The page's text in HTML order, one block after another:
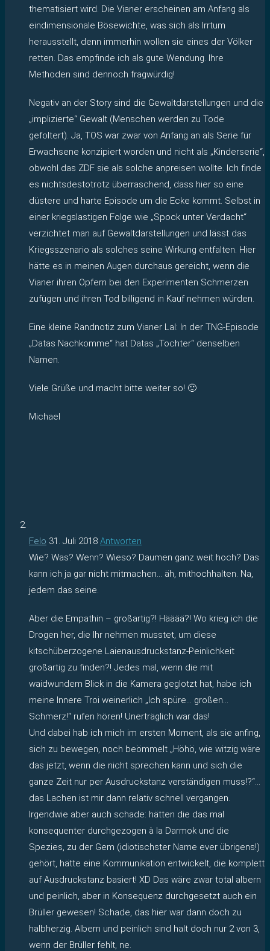
thematisiert wird. Die Vianer erscheinen am Anfang als
eindimensionale Bösewichte, was sich als Irrtum
herausstellt, denn immerhin wollen sie eines der Völker
retten. Das empfinde ich als gute Wendung. Ihre
Methoden sind dennoch fragwürdig!
Negativ an der Story sind die Gewaltdarstellungen und die
„implizierte“ Gewalt (Menschen werden zu Tode
gefoltert). Ja, TOS war zwar von Anfang an als Serie für
Erwachsene konzipiert worden und nicht als „Kinderserie“,
obwohl das ZDF sie als solche anpreisen wollte. Ich finde
es nichtsdestotrotz überraschend, dass hier so eine
düstere und harte Episode um die Ecke kommt. Selbst in
einer kriegslastigen Folge wie „Spock unter Verdacht“
verzichtet man auf Gewaltdarstellungen und lässt das
Kriegsszenario als solches seine Wirkung entfalten. Hier
hätte es in meinen Augen durchaus gereicht, wenn die
Vianer ihren Opfern bei den Experimenten Schmerzen
zufügen und ihren Tod billigend in Kauf nehmen würden.
Eine kleine Randnotiz zum Vianer Lal: In der TNG-Episode
„Datas Nachkomme“ hat Datas „Tochter“ denselben
Namen.
Viele Grüße und macht bitte weiter so! 🙂
Michael
Felo 31. Juli 2018 Antworten
Wie? Was? Wenn? Wieso? Daumen ganz weit hoch? Das
kann ich ja gar nicht mitmachen… äh, mithochhalten. Na,
jedem das seine.
Aber die Empathin – großartig?! Hääää?! Wo krieg ich die
Drogen her, die Ihr nehmen musstet, um diese
kitschüberzogene Laienausdruckstanz-Peinlichkeit
großartig zu finden?! Jedes mal, wenn die mit
waidwundem Blick in die Kamera geglotzt hat, habe ich
meine Innere Troi weinerlich „Ich spüre… großen…
Schmerz!“ rufen hören! Unerträglich war das!
Und dabei hab ich mich im ersten Moment, als sie anfing,
sich zu bewegen, noch beömmelt „Höhö, wie witzig wäre
das jetzt, wenn die nicht sprechen kann und sich die
ganze Zeit nur per Ausdruckstanz verständigen muss!?“…
das Lachen ist mir dann relativ schnell vergangen.
Irgendwie aber auch schade: hätten die das mal
konsequenter durchgezogen à la Darmok und die
Spezies, zu der Gem (idiotischster Name ever übrigens!)
gehört, hätte eine Kommunikation entwickelt, die komplett
auf Ausdruckstanz basiert! XD Das wäre zwar total albern
und peinlich, aber in Konsequenz durchgesetzt auch ein
Brüller gewesen! Schade, das hier war dann doch zu
halbherzig. Albern und peinlich sind halt doch nur 2 von 3,
wenn der Brüller fehlt, ne.